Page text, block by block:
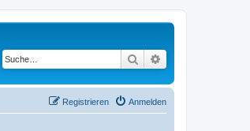
Suche
Anmelden
Registrieren